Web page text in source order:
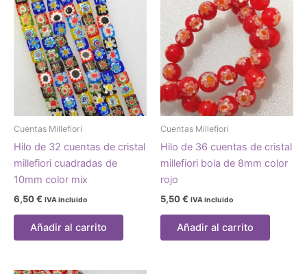
Cuentas Millefiori
Hilo de 32 cuentas de cristal
millefiori cuadradas de
10mm color mix
6,50€ IVA incluido
Añadir al carrito
Cuentas Millefiori
Hilo de 36 cuentas de cristal
millefiori bola de 8mm color
rojo
5,50€ IVA incluido
Añadir al carrito